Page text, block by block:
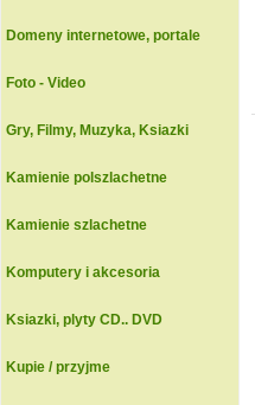
Domeny internetowe, portale
Foto - Video
Gry, Filmy, Muzyka, Ksiazki
Kamienie polszlachetne
Kamienie szlachetne
Komputery i akcesoria
Ksiazki, plyty CD.. DVD
Kupie / przyjme